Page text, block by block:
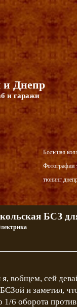
Днепр
и гаражи
Большая
Фотографии
тюнинг
БСЗ
я, вобщем, сей
и заметил,
6 оборота